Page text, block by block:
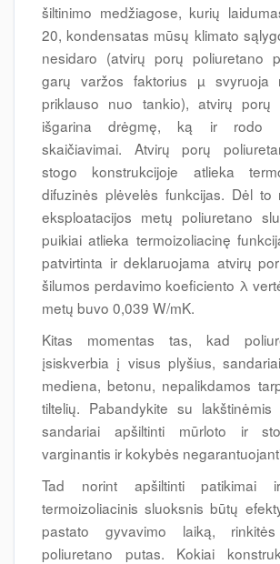
šiltinimo medžiagose, kurių
20, kondensatas mūsų klimato
nesidaro (atvirų porų poliuretano
garų varžos faktorius µ
priklauso nuo tankio), atvirų porų
išgarina drėgmę, ką ir rodo
skaičiavimai. Atvirų porų
stogo konstrukcijoje atlieka
difuzinės plėvelės funkcijas. Dėl
eksploatacijos metų poliuretano
puikiai atlieka termoizoliacinę
patvirtinta ir deklaruojama atvirų
šilumos perdavimo koeficiento λ
metų buvo 0,039 W/mK.
Kitas momentas tas, kad
įsiskverbia į visus plyšius,
mediena, betonu, nepalikdamos
tiltelių. Pabandykite su lakštinėmis
sandariai apšiltinti mūrloto ir
varginantis ir kokybės
Tad norint apšiltinti patikimai
termoizoliacinis sluoksnis būtų
pastato gyvavimo laiką, rinkitės
poliuretano putas. Kokiai